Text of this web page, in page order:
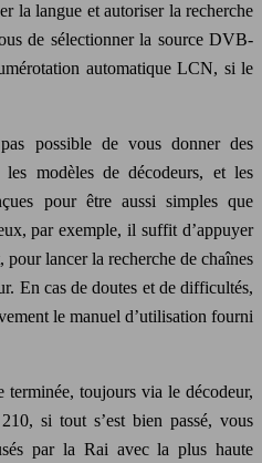
la langue et autoriser la recherche
de sélectionner la source DVB-
automatique LCN, si le
possible de vous donner des
modèles de décodeurs, et les
pour être aussi simples que
par exemple, il suffit d’appuyer
lancer la recherche de chaînes
En cas de doutes et de difficultés,
le manuel d’utilisation fourni
toujours via le décodeur,
si tout s’est bien passé, vous
par la Rai avec la plus haute